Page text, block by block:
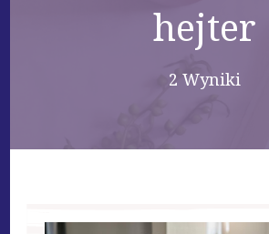
hejter
2 Wyniki